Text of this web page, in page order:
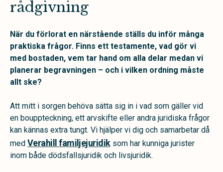
rådgivning
När du förlorat en närstående ställs du inför många
praktiska frågor. Finns ett testamente, vad gör vi
med bostaden, vem tar hand om alla delar medan vi
planerar begravningen – och i vilken ordning måste
allt ske?
Att mitt i sorgen behöva sätta sig in i vad som gäller vid
en bouppteckning, ett arvskifte eller andra juridiska frågor
kan kännas extra tungt. Vi hjälper vi dig och samarbetar då
med Verahill familjejuridiksom har kunniga jurister
inom både dödsfallsjuridik och livsjuridik.